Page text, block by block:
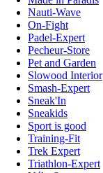
Nauti-Wave
On-Fight
Padel-Expert
Pecheur-Store
Pet and Garden
Slowood Interior
Smash-Expert
Sneak'In
Sneakids
Sport is good
Training-Fit
Trek Expert
Triathlon-Expert